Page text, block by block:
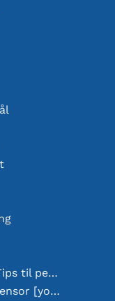
Lodning som en professionel: Tips til perfekte elektroniske forbindelser
Valg af den rigtige temperatursensor [youtube]